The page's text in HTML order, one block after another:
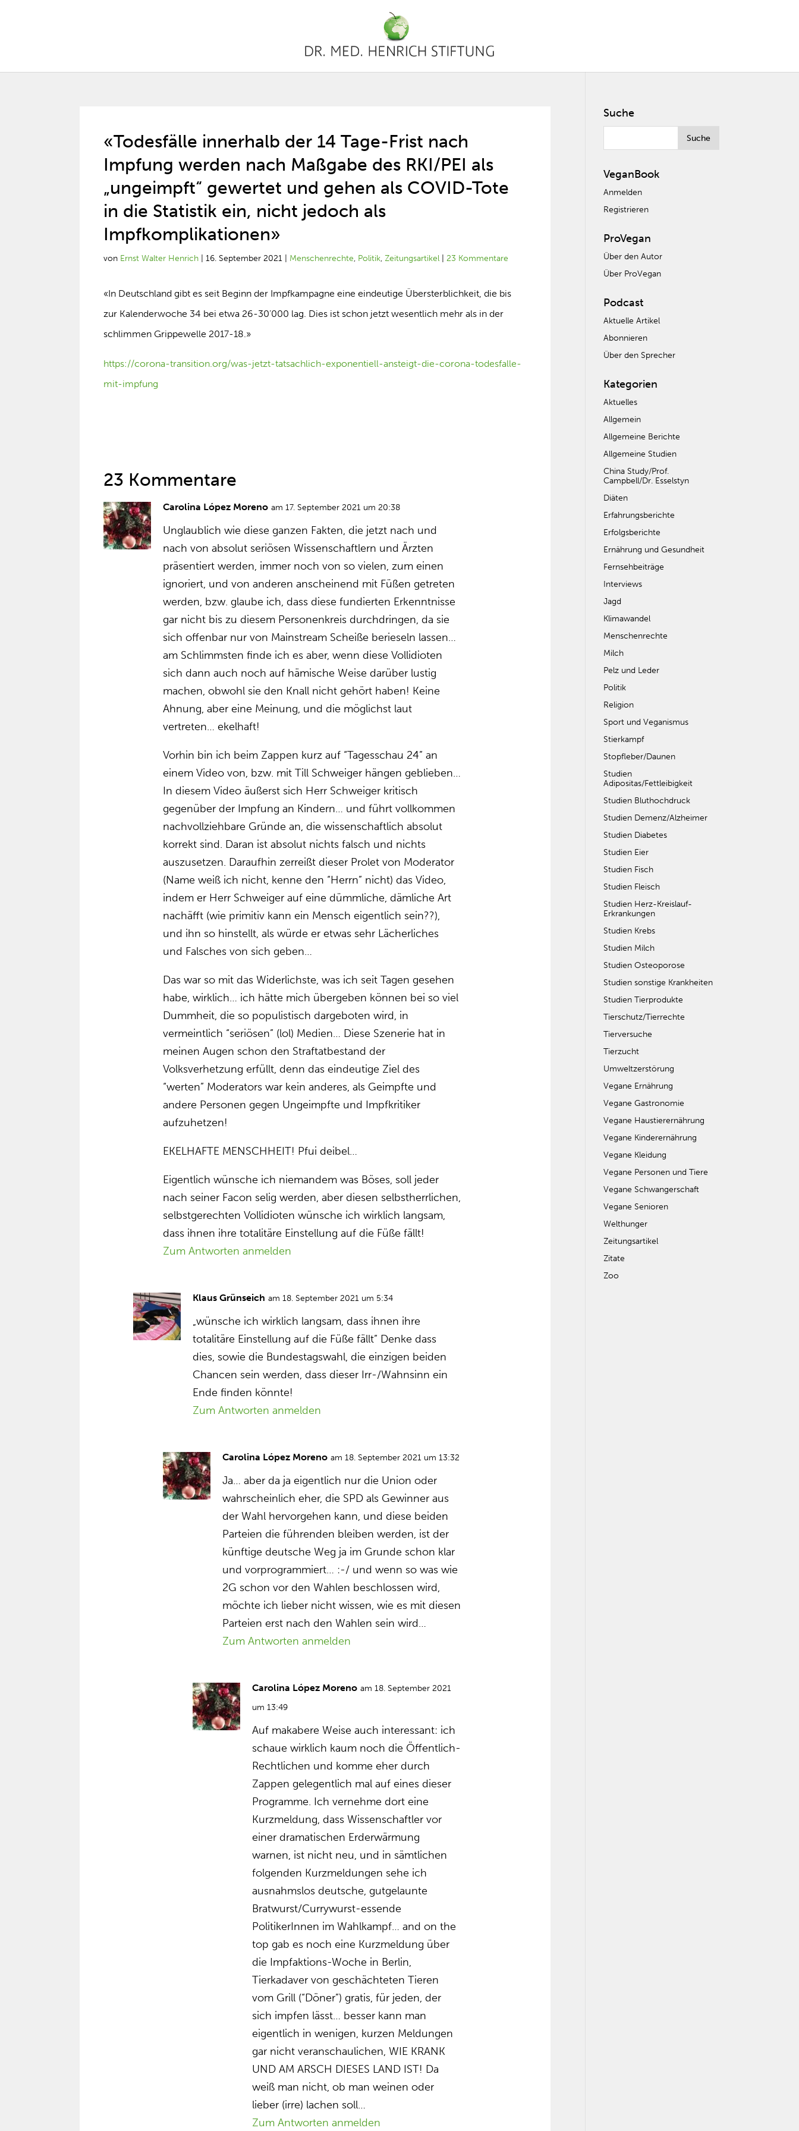
«Todesfälle innerhalb der 14 Tage-Frist nach
Impfung werden nach Maßgabe des RKI/PEI als
„ungeimpft“ gewertet und gehen als COVID-Tote
in die Statistik ein, nicht jedoch als
Impfkomplikationen»
von Ernst Walter Henrich |16. September 2021 Menschenrechte, Politik,Zeitungsartikel |23 Kommentare
«In Deutschland gibt es seit Beginn der Impfkampagne eine eindeutige Übersterblichkeit, die bis
zur Kalenderwoche 34 bei etwa 26-30’000 lag. Dies ist schon jetzt wesentlich mehr als in der
schlimmen Grippewelle 2017-18.»
https://corona-transition.org/was-jetzt-tatsachlich-exponentiell-ansteigt-die-corona-todesfalle-
mit-impfung
23 Kommentare
Carolina López Moreno am 17. September 2021 um 20:38
Unglaublich wie diese ganzen Fakten, die jetzt nach und
nach von absolut seriösen Wissenschaftlern und Ärzten
präsentiert werden, immer noch von so vielen, zum einen
ignoriert, und von anderen anscheinend mit Füßen getreten
werden, bzw. glaube ich, dass diese fundierten Erkenntnisse
gar nicht bis zu diesem Personenkreis durchdringen, da sie
sich offenbar nur von Mainstream Scheiße berieseln lassen…
am Schlimmsten finde ich es aber, wenn diese Vollidioten
sich dann auch noch auf hämische Weise darüber lustig
machen, obwohl sie den Knall nicht gehört haben! Keine
Ahnung, aber eine Meinung, und die möglichst laut
vertreten… ekelhaft!
Vorhin bin ich beim Zappen kurz auf “Tagesschau 24” an
einem Video von, bzw. mit Till Schweiger hängen geblieben…
In diesem Video äußerst sich Herr Schweiger kritisch
gegenüber der Impfung an Kindern… und führt vollkommen
nachvollziehbare Gründe an, die wissenschaftlich absolut
korrekt sind. Daran ist absolut nichts falsch und nichts
auszusetzen. Daraufhin zerreißt dieser Prolet von Moderator
(Name weiß ich nicht, kenne den “Herrn” nicht) das Video,
indem er Herr Schweiger auf eine dümmliche, dämliche Art
nachäfft (wie primitiv kann ein Mensch eigentlich sein??),
und ihn so hinstellt, als würde er etwas sehr Lächerliches
und Falsches von sich geben…
Das war so mit das Widerlichste, was ich seit Tagen gesehen
habe, wirklich… ich hätte mich übergeben können bei so viel
Dummheit, die so populistisch dargeboten wird, in
vermeintlich “seriösen” (lol) Medien… Diese Szenerie hat in
meinen Augen schon den Straftatbestand der
Volksverhetzung erfüllt, denn das eindeutige Ziel des
“werten” Moderators war kein anderes, als Geimpfte und
andere Personen gegen Ungeimpfte und Impfkritiker
aufzuhetzen!
EKELHAFTE MENSCHHEIT! Pfui deibel…
Eigentlich wünsche ich niemandem was Böses, soll jeder
nach seiner Facon selig werden, aber diesen selbstherrlichen,
selbstgerechten Vollidioten wünsche ich wirklich langsam,
dass ihnen ihre totalitäre Einstellung auf die Füße fällt!
Zum Antworten anmelden
Klaus Grünseich am 18. September 2021 um 5:34
„wünsche ich wirklich langsam, dass ihnen ihre
totalitäre Einstellung auf die Füße fällt” Denke dass
dies, sowie die Bundestagswahl, die einzigen beiden
Chancen sein werden, dass dieser Irr-/Wahnsinn ein
Ende finden könnte!
Zum Antworten anmelden
Carolina López Moreno am 18. September 2021 um 13:32
Ja… aber da ja eigentlich nur die Union oder
wahrscheinlich eher, die SPD als Gewinner aus
der Wahl hervorgehen kann, und diese beiden
Parteien die führenden bleiben werden, ist der
künftige deutsche Weg ja im Grunde schon klar
und vorprogrammiert… :-/ und wenn so was wie
2G schon vor den Wahlen beschlossen wird,
möchte ich lieber nicht wissen, wie es mit diesen
Parteien erst nach den Wahlen sein wird…
Zum Antworten anmelden
Carolina López Moreno am 18. September 2021
um 13:49
Auf makabere Weise auch interessant: ich
schaue wirklich kaum noch die Öffentlich-
Rechtlichen und komme eher durch
Zappen gelegentlich mal auf eines dieser
Programme. Ich vernehme dort eine
Kurzmeldung, dass Wissenschaftler vor
einer dramatischen Erderwärmung
warnen, ist nicht neu, und in sämtlichen
folgenden Kurzmeldungen sehe ich
ausnahmslos deutsche, gutgelaunte
Bratwurst/Currywurst-essende
PolitikerInnen im Wahlkampf… and on the
top gab es noch eine Kurzmeldung über
die Impfaktions-Woche in Berlin,
Tierkadaver von geschächteten Tieren
vom Grill (“Döner”) gratis, für jeden, der
sich impfen lässt… besser kann man
eigentlich in wenigen, kurzen Meldungen
gar nicht veranschaulichen, WIE KRANK
UND AM ARSCH DIESES LAND IST! Da
weiß man nicht, ob man weinen oder
lieber (irre) lachen soll…
Zum Antworten anmelden
Suche
VeganBook
Anmelden
Registrieren
ProVegan
Über den Autor
Über ProVegan
Podcast
Aktuelle Artikel
Abonnieren
Über den Sprecher
Kategorien
Aktuelles
Allgemein
Allgemeine Berichte
Allgemeine Studien
China Study/Prof.
Campbell/Dr. Esselstyn
Diäten
Erfahrungsberichte
Erfolgsberichte
Ernährung und Gesundheit
Fernsehbeiträge
Interviews
Jagd
Klimawandel
Menschenrechte
Milch
Pelz und Leder
Politik
Religion
Sport und Veganismus
Stierkampf
Stopfleber/Daunen
Studien
Adipositas/Fettleibigkeit
Studien Bluthochdruck
Studien Demenz/Alzheimer
Studien Diabetes
Studien Eier
Studien Fisch
Studien Fleisch
Studien Herz-Kreislauf-
Erkrankungen
Studien Krebs
Studien Milch
Studien Osteoporose
Studien sonstige Krankheiten
Studien Tierprodukte
Tierschutz/Tierrechte
Tierversuche
Tierzucht
Umweltzerstörung
Vegane Ernährung
Vegane Gastronomie
Vegane Haustierernährung
Vegane Kinderernährung
Vegane Kleidung
Vegane Personen und Tiere
Vegane Schwangerschaft
Vegane Senioren
Welthunger
Zeitungsartikel
Zitate
Zoo